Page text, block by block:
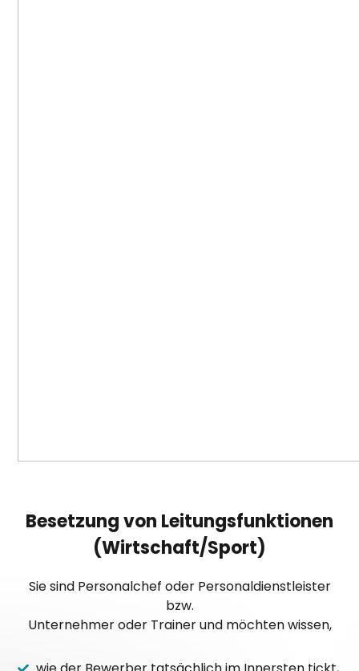
Besetzung von Leitungsfunktionen
(Wirtschaft/Sport)
Sie sind Personalchef oder Personaldienstleister
bzw.
Unternehmer oder Trainer und möchten wissen,